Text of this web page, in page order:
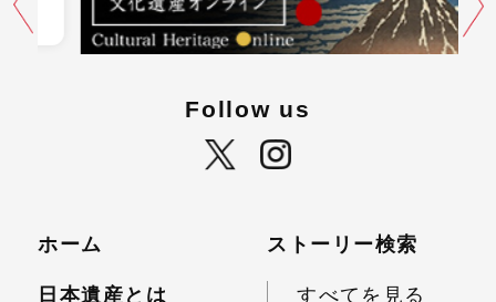
Follow us
ホーム
日本遺産とは
ストーリー検索
すべてを見る